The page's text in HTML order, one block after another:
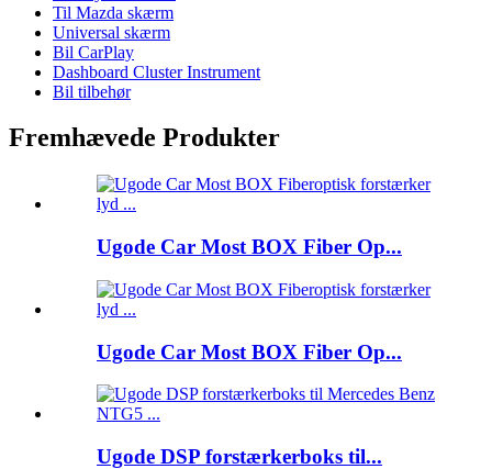
Til Mazda skærm
Universal skærm
Bil CarPlay
Dashboard Cluster Instrument
Bil tilbehør
Fremhævede Produkter
Ugode Car Most BOX Fiber Op...
Ugode Car Most BOX Fiber Op...
Ugode DSP forstærkerboks til...